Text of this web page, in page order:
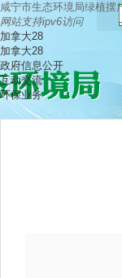
咸宁市生态环境局绿植摆
网站支持ipv6访问
加拿大28
加拿大28
政府信息公开
互动交流
环保业务